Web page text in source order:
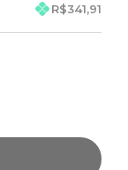
R$341,91